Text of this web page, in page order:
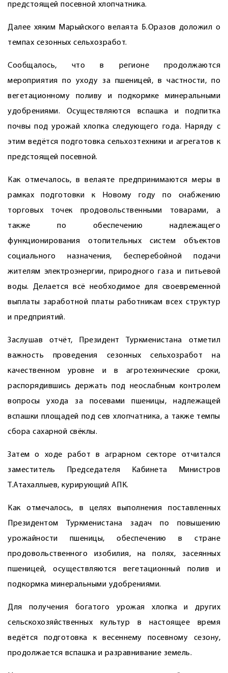
предстоящей посевной хлопчатника.
Далее хяким Марыйского велая­та Б.Оразов доложил о
темпах сезонных сельхозработ.
Сообщалось, что в регионе продолжаются
мероприятия по уходу за пшеницей, в частности, по
вегетационному поливу и подкормке минеральными
удобрениями. Осуществляются вспашка и подпитка
почвы под урожай хлопка следующего года. Наряду с
этим ведётся подготовка сельхозтехники и агрегатов к
предстоящей посевной.
Как отмечалось, в велаяте предпринимаются меры в
рамках подготовки к Новому году по снабжению
торговых точек продовольственными товарами, а
также по обеспечению надлежащего
функционирования отопительных систем объектов
социального назначения, бесперебойной подачи
жителям электроэнергии, природного газа и питьевой
воды. Делается всё необходимое для свое­временной
выплаты заработной платы работникам всех структур
и предприятий.
Заслушав отчёт, Президент Туркменистана отметил
важность проведения сезонных сельхозработ на
качественном уровне и в агротехнические сроки,
распорядившись держать под неослабным конт­ролем
вопросы ухода за посевами пшеницы, надлежащей
вспашки площадей под сев хлопчатника, а также темпы
сбора сахарной свёклы.
Затем о ходе работ в аграрном секторе отчитался
заместитель Председателя Кабинета Министров
Т.Атахаллыев, курирующий АПК.
Как отмечалось, в целях выполнения поставленных
Президентом Туркменистана задач по повышению
урожайности пшеницы, обес­печению в стране
продовольственного изобилия, на полях, засеянных
пшеницей, осуществляются вегетационный полив и
подкормка минеральными удобрениями.
Для получения богатого урожая хлопка и других
сельскохозяйственных культур в настоящее время
ведётся подготовка к весеннему посевному сезону,
продолжается вспашка и разравнивание земель.